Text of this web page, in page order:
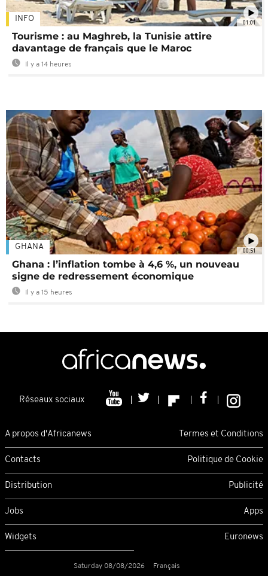
01:01
INFO
Tourisme : au Maghreb, la Tunisie attire
davantage de français que le Maroc
Il y a 14 heures
00:51
GHANA
Ghana : l’inflation tombe à 4,6 %, un nouveau
signe de redressement économique
Il y a 15 heures
Réseaux sociaux
A propos d'Africanews Termes et Conditions
Contacts Politique de Cookie
Distribution Publicité
Jobs Apps
Widgets Euronews
Saturday 08/08/2026